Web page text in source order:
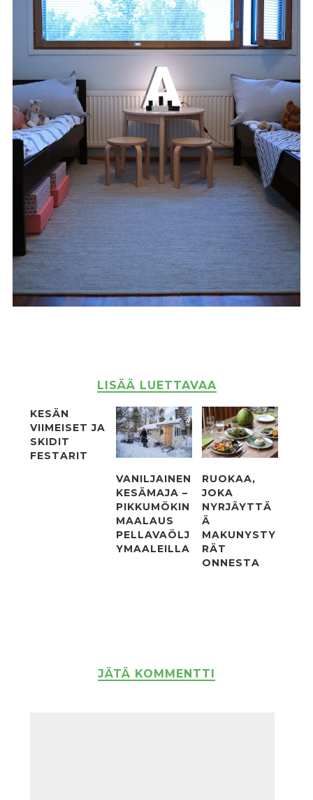
LISÄÄ LUETTAVAA
KESÄN
VIIMEISET JA
SKIDIT
FESTARIT
VANILJAINEN
KESÄMAJA –
PIKKUMÖKIN
MAALAUS
PELLAVAÖLJ
YMAALEILLA
RUOKAA,
JOKA
NYRJÄYTTÄ
Ä
MAKUNYSTY
RÄT
ONNESTA
JÄTÄ KOMMENTTI